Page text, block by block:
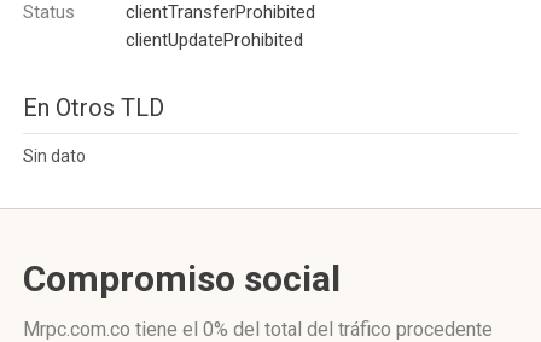
Status
clientTransferProhibited
clientUpdateProhibited
En Otros TLD
Sin dato
Compromiso social
Mrpc.com.co tiene el 0% del total del tráfico procedente